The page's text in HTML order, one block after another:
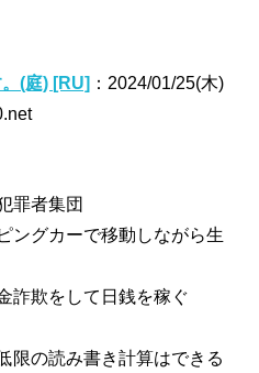
(庭) [RU] ：2024/01/25(木)
罪者集団
ングカーで移動しながら生
詐欺をして日銭を稼ぐ
限の読み書き計算はできる